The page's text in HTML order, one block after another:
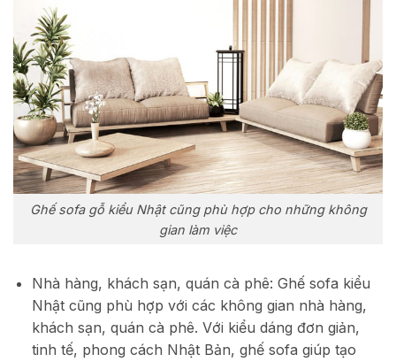
Ghế sofa gỗ kiểu Nhật cũng phù hợp cho những không
gian làm việc
Nhà hàng, khách sạn, quán cà phê: Ghế sofa kiểu
Nhật cũng phù hợp với các không gian nhà hàng,
khách sạn, quán cà phê. Với kiểu dáng đơn giản,
tinh tế, phong cách Nhật Bản, ghế sofa giúp tạo